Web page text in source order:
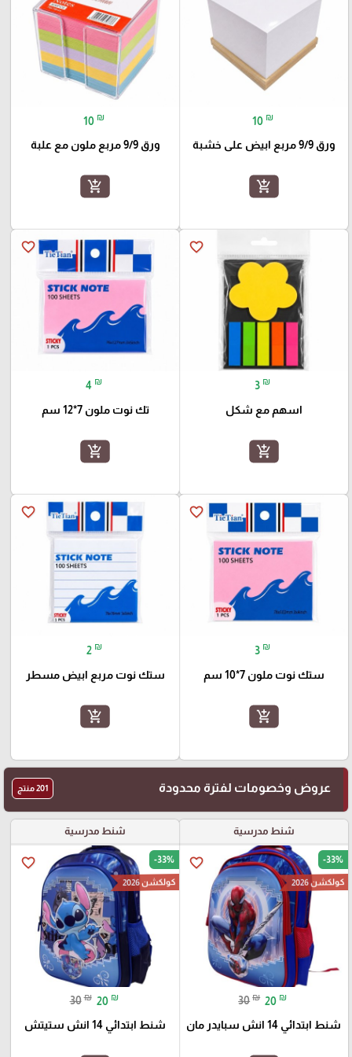
10 ₪
ورق 9/9 مربع ابيض على خشبة
add_shopping_cart
10 ₪
ورق 9/9 مربع ملون مع علبة
add_shopping_cart
favorite_border
3 ₪
اسهم مع شكل
add_shopping_cart
favorite_border
4 ₪
تك نوت ملون 7*12 سم
add_shopping_cart
favorite_border
3 ₪
ستك نوت ملون 7*10 سم
add_shopping_cart
favorite_border
2 ₪
ستك نوت مربع ابيض مسطر
add_shopping_cart
عروض وخصومات لفترة محدودة 201 منتج
شنط مدرسية
favorite_border -33%
كولكشن 2026
30 ₪ 20 ₪
شنط ابتدائي 14 انش سبايدر مان
شنط مدرسية
favorite_border -33%
كولكشن 2026
30 ₪ 20 ₪
شنط ابتدائي 14 انش ستيتش